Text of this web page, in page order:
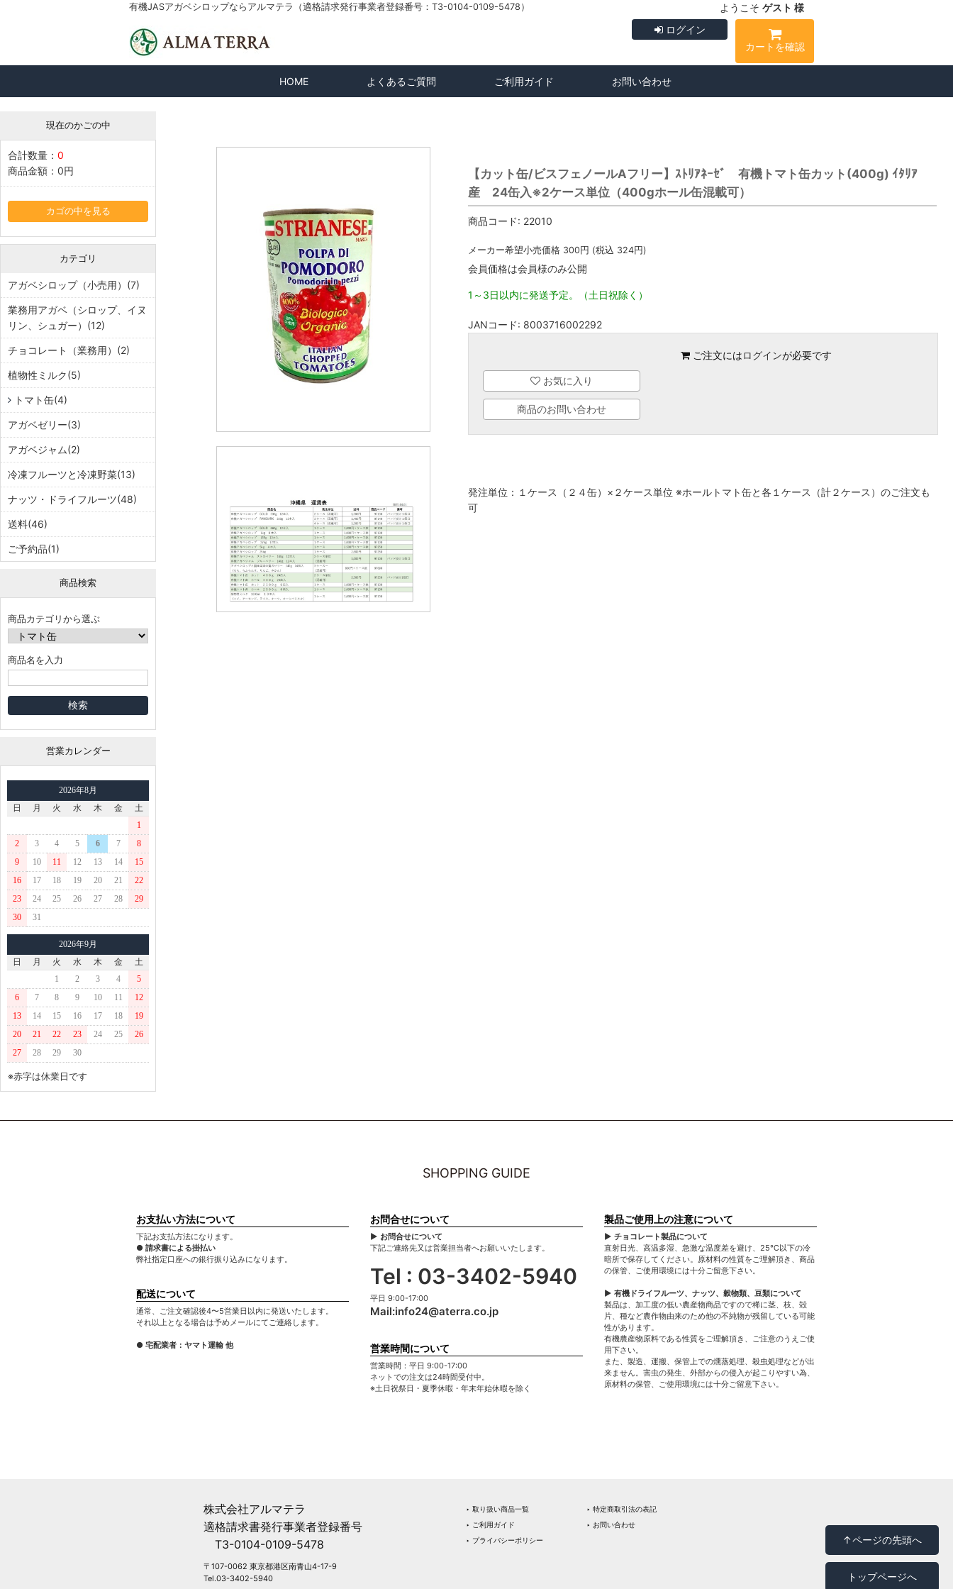
有機JASアガベシロップならアルマテラ（適格請求発行事業者登録番号：T3-0104-0109-5478） ようこそ ゲスト 様
ログイン
カートを確認
HOME よくあるご質問 ご利用ガイド お問い合わせ
現在のかごの中
合計数量： 0
商品金額： 0円
カゴの中を見る
カテゴリ
アガベシロップ（小売用）(7)
業務用アガベ（シロップ、イヌ
リン、シュガー）(12)
チョコレート（業務用）(2)
植物性ミルク(5)
トマト缶(4)
アガベゼリー(3)
アガベジャム(2)
冷凍フルーツと冷凍野菜(13)
ナッツ・ドライフルーツ(48)
送料(46)
ご予約品(1)
商品検索
商品カテゴリから選ぶ
商品名を入力
営業カレンダー
2026年8月
日
月 火 水 木 金
土
1
2
3 4 5 6 7
8
9
10 11 12 13 14
15
16
17 18 19 20 21
22
23
24 25 26 27 28
29
30
31
2026年9月
日
月 火 水 木 金
土
1
2 3 4
5
6
7 8 9 10 11
12
13
14 15 16 17 18
19
20
21 22 23 24 25
26
27
28 29 30
※赤字は休業日です
【カット缶/ビスフェノールAフリー】ｽﾄﾘｱﾈｰｾﾞ 有機トマト缶カット(400g) ｲﾀﾘｱ
産 24缶入※2ケース単位（400gホール缶混載可）
商品コード: 22010
メーカー希望小売価格 300 円 (税込 324円)
会員価格は会員様のみ公開
1～3日以内に発送予定。（土日祝除く）
JANコード: 8003716002292
ご注文にはログインが必要です
お気に入り
商品のお問い合わせ
発注単位：１ケース（２４缶）×２ケース単位 ※ホールトマト缶と各１ケース（計２ケース）のご注文も
可
↑ページの先頭へ
トップページへ
SHOPPING GUIDE
お支払い方法について
下記お支払方法になります。
● 請求書による掛払い
弊社指定口座への銀行振り込みになります。
配送について
通常、ご注文確認後4〜5営業日以内に発送いたします。
それ以上となる場合は予めメールにてご連絡します。
● 宅配業者：ヤマト運輸 他
お問合せについて
▶ お問合せについて
下記ご連絡先又は営業担当者へお願いいたします。
Tel : 03-3402-5940
平日 9:00-17:00
Mail:info24@aterra.co.jp
営業時間について
営業時間：平日 9:00-17:00
ネットでの注文は24時間受付中。
※土日祝祭日・夏季休暇・年末年始休暇を除く
製品ご使用上の注意について
▶ チョコレート製品について
直射日光、高温多湿、急激な温度差を避け、25℃以下の冷
暗所で保存してください。原材料の性質をご理解頂き、商品
の保管、ご使用環境には十分ご留意下さい。
▶ 有機ドライフルーツ、ナッツ、穀物類、豆類について
製品は、加工度の低い農産物商品ですので稀に茎、枝、殻
片、種など農作物由来のため他の不純物が残留している可能
性があります。
有機農産物原料である性質をご理解頂き、ご注意のうえご使
用下さい。
また、製造、運搬、保管上での燻蒸処理、殺虫処理などが出
来ません。害虫の発生、外部からの侵入が起こりやすい為、
原材料の保管、ご使用環境には十分ご留意下さい。
株式会社アルマテラ
適格請求書発行事業者登録番号
T3-0104-0109-5478
〒107-0062 東京都港区南青山4-17-9
Tel.03-3402-5940
‣ 取り扱い商品一覧
‣ ご利用ガイド
‣ プライバシーポリシー
‣ 特定商取引法の表記
‣ お問い合わせ